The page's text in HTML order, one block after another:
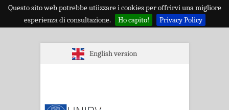
Questo sito web potrebbe utiizzare i cookies per offrirvi una migliore
esperienza di consultazione.
Ho capito! Privacy Policy
English version